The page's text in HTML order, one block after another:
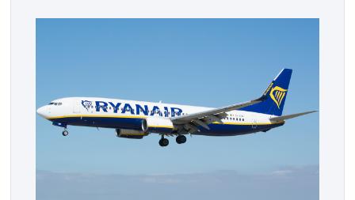
مسافرا خلال الستة أشهر الأولى من السنة الجارية، مقابل